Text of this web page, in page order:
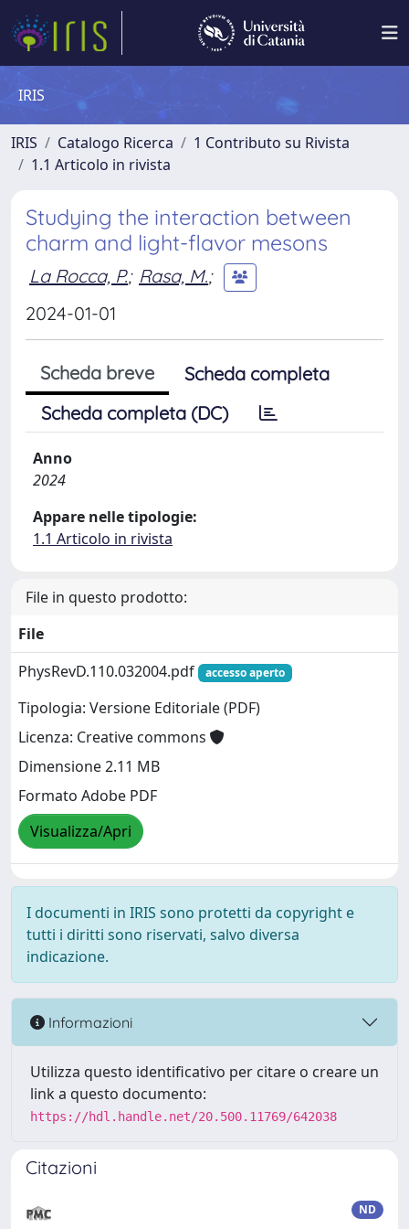
IRIS
IRIS Catalogo Ricerca
1 Contributo su Rivista
1.1 Articolo in rivista
Studying the interaction between
charm and light-flavor mesons
La Rocca, P.; Rasa, M.;
2024-01-01
Scheda breve
Scheda completa
Scheda completa (DC)
Anno
2024
Appare nelle tipologie:
1.1 Articolo in rivista
File in questo prodotto:
File
PhysRevD.110.032004.pdf
accesso aperto
Tipologia: Versione Editoriale (PDF)
Licenza: Creative commons
Dimensione 2.11 MB
Formato Adobe PDF
Visualizza/Apri
I documenti in IRIS sono protetti da copyright e
tutti i diritti sono riservati, salvo diversa
indicazione.
Informazioni
Utilizza questo identificativo per citare o creare un
link a questo documento:
https://hdl.handle.net/20.500.11769/642038
Citazioni
ND